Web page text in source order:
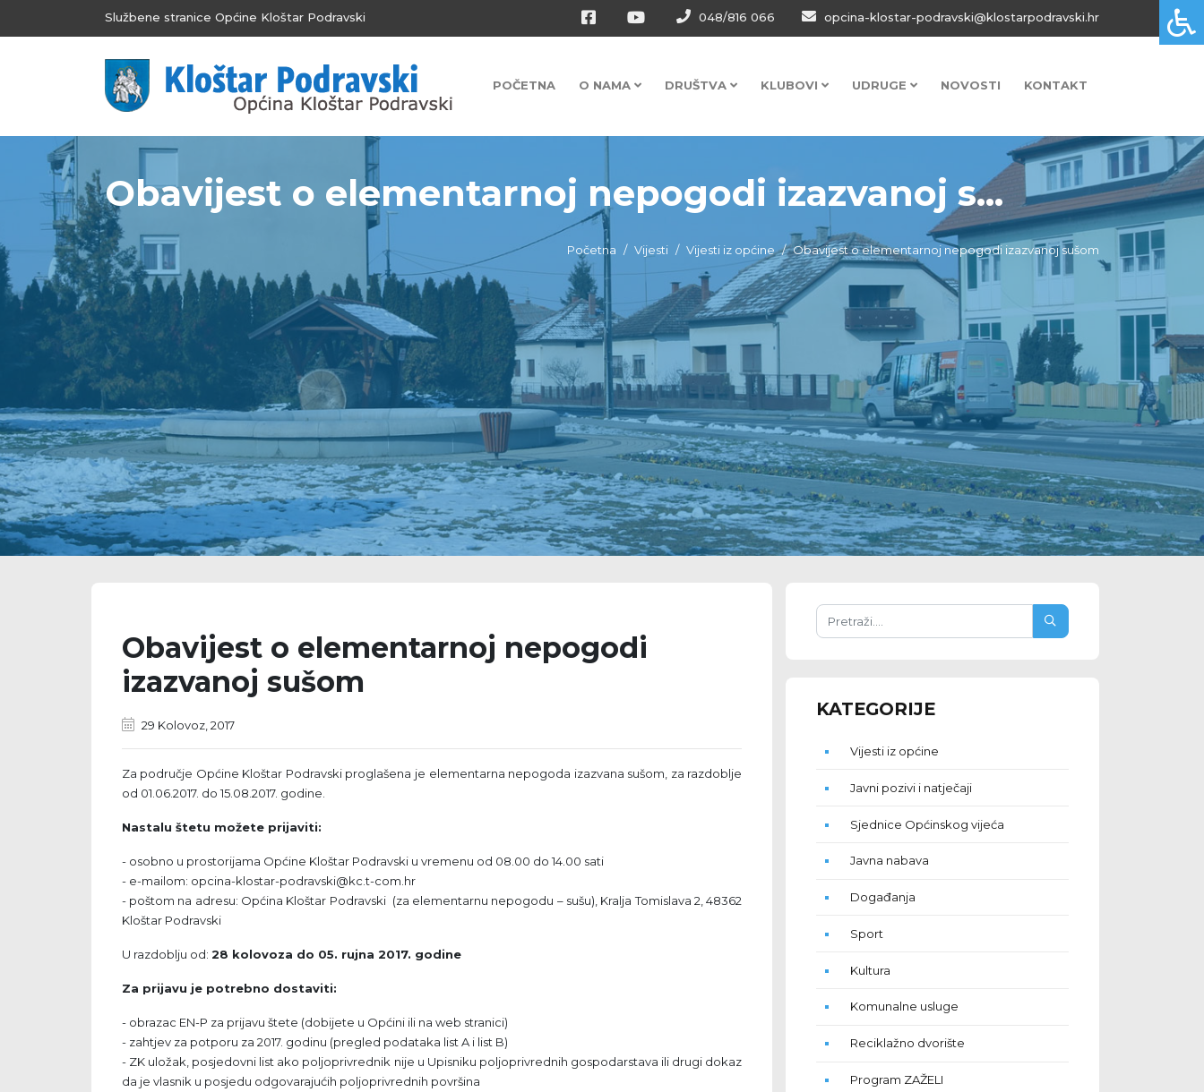
Službene stranice Općine Kloštar Podravski 048/816 066 opcina-klostar-podravski@klostarpodravski.hr
POČETNA O NAMA DRUŠTVA KLUBOVI UDRUGE NOVOSTI KONTAKT
Obavijest o elementarnoj nepogodi izazvanoj s...
Početna Vijesti Vijesti iz općine Obavijest o elementarnoj nepogodi izazvanoj sušom
Obavijest o elementarnoj nepogodi
izazvanoj sušom
29 Kolovoz, 2017
Za područje Općine Kloštar Podravski proglašena je elementarna nepogoda izazvana sušom, za razdoblje
od 01.06.2017. do 15.08.2017. godine.
Nastalu štetu možete prijaviti:
- osobno u prostorijama Općine Kloštar Podravski u vremenu od 08.00 do 14.00 sati
- e-mailom: opcina-klostar-podravski@kc.t-com.hr
- poštom na adresu: Općina Kloštar Podravski (za elementarnu nepogodu – sušu), Kralja Tomislava 2, 48362
Kloštar Podravski
U razdoblju od: 28 kolovoza do 05. rujna 2017. godine
Za prijavu je potrebno dostaviti:
- obrazac EN-P za prijavu štete (dobijete u Općini ili na web stranici)
- zahtjev za potporu za 2017. godinu (pregled podataka list A i list B)
- ZK uložak, posjedovni list ako poljoprivrednik nije u Upisniku poljoprivrednih gospodarstava ili drugi dokaz
da je vlasnik u posjedu odgovarajućih poljoprivrednih površina
KATEGORIJE
Vijesti iz općine
Javni pozivi i natječaji
Sjednice Općinskog vijeća
Javna nabava
Događanja
Sport
Kultura
Komunalne usluge
Reciklažno dvorište
Program ZAŽELI